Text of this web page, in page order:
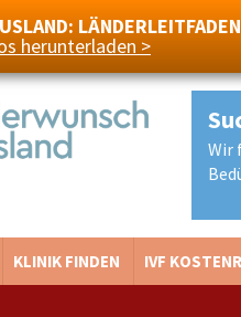
herunterladen >
Wir
KLINIK FINDEN IVF